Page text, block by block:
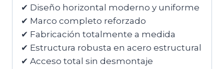
✔ Diseño horizontal moderno y uniforme
✔ Marco completo reforzado
✔ Fabricación totalmente a medida
✔ Estructura robusta en acero estructural
✔ Acceso total sin desmontaje